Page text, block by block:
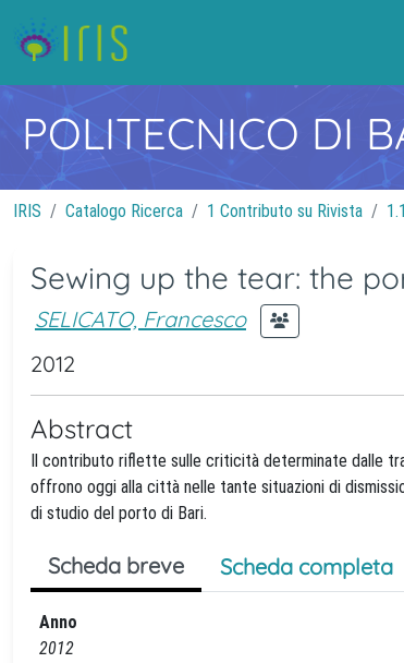
POLITECNICO DI
IRIS Catalogo Ricerca 1 Contributo su Rivista
Sewing up the tear: the
SELICATO, Francesco
2012
Abstract
Il contributo riflette sulle criticità determinate dalle
offrono oggi alla città nelle tante situazioni di
di studio del porto di Bari.
Scheda breve Scheda completa
Anno
2012